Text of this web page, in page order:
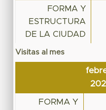
FORMA Y
ESTRUCTURA
DE LA CIUDAD
Visitas al mes
FORMA Y